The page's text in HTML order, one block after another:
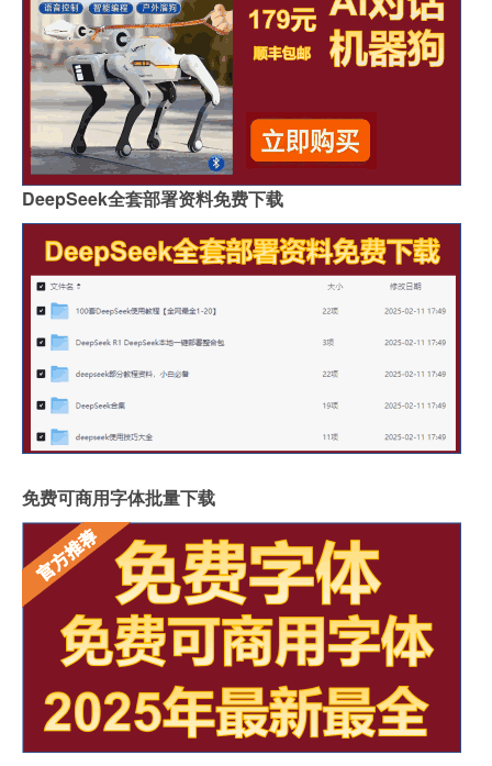
过年买新钱包什么寓意
硫酸镁的相对分子是什么（硫酸镁的相对分子质量）
单机足球手游（控制一个球员的足球手游）
DeepSeek全套部署资料免费下载
免费可商用字体批量下载